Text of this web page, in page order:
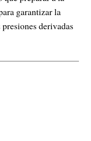
garantizar la
derivadas